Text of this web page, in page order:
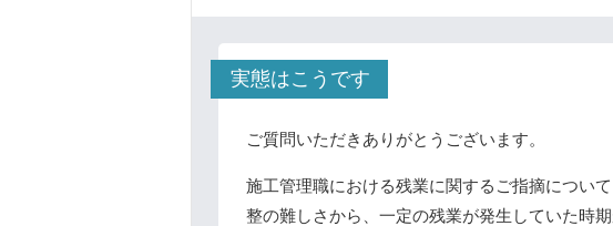
実態はこうです
ご質問いただきありがとうございます。
施工管理職における残業に関するご指摘につい
整の難しさから、一定の残業が発生していた時